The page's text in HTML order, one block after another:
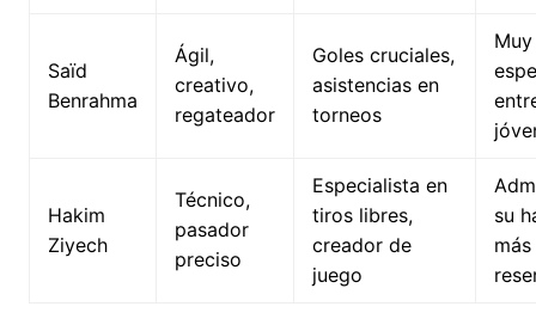
Saïd
Benrahma
Ágil,
creativo,
regateador
Goles cruciales,
asistencias en
torneos
Hakim
Ziyech
Técnico,
pasador
preciso
Especialista en
tiros libres,
creador de
juego
su
más